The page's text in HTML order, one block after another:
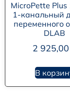
MicroPette
1-канальный
переменного
DLAB
2 925,00
В